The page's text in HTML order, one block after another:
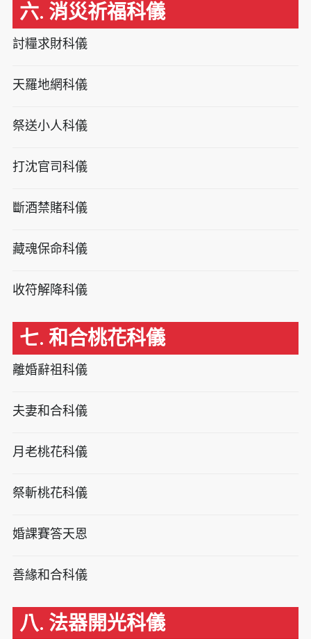
六. 消災祈福科儀
討糧求財科儀
天羅地網科儀
祭送小人科儀
打沈官司科儀
斷酒禁賭科儀
藏魂保命科儀
收符解降科儀
七. 和合桃花科儀
離婚辭祖科儀
夫妻和合科儀
月老桃花科儀
祭斬桃花科儀
婚課賽答天恩
善緣和合科儀
八. 法器開光科儀